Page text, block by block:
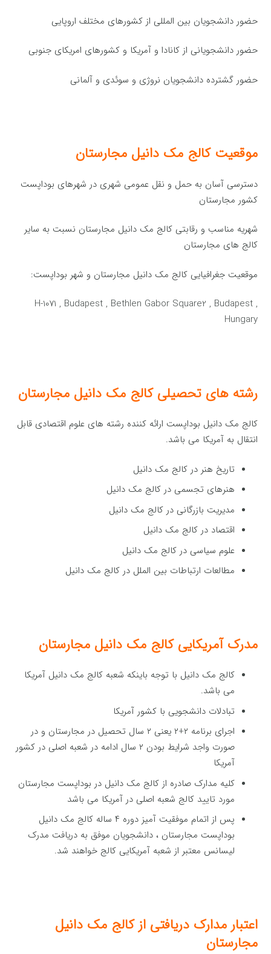
حضور دانشجویان بین المللی از کشورهای مختلف اروپایی
حضور دانشجویانی از کانادا و آمریکا و کشورهای امریکای جنوبی
حضور گشترده دانشجویان نروژی و سوئدی و آلمانی
موقعیت کالج مک دانیل مجارستان
دسترسی آسان به حمل و نقل عمومی شهری در شهرهای بوداپست
کشور مجارستان
شهریه مناسب و رقابتی کالج مک دانیل مجارستان نسبت به سایر
کالج های مجارستان
موقعیت جغرافیایی کالج مک دانیل مجارستان و شهر بوداپست:
H-1071 , Budapest , Bethlen Gabor Square2 , Budapest ,
Hungary
رشته های تحصیلی کالج مک دانیل مجارستان
کالج مک دانیل بوداپست ارائه کننده رشته های علوم اقتصادی قابل
انتقال به آمریکا می باشد.
تاریخ هنر در کالج مک دانیل
هنرهای تجسمی در کالج مک دانیل
مدیریت بازرگانی در کالج مک دانیل
اقتصاد در کالج مک دانیل
علوم سیاسی در کالج مک دانیل
مطالعات ارتباطات بین الملل در کالج مک دانیل
مدرک آمریکایی کالج مک دانیل مجارستان
کالج مک دانیل با توجه باینکه شعبه کالج مک دانیل آمریکا
می باشد.
تبادلات دانشجویی با کشور آمریکا
اجرای برنامه ۲+۲ یعنی ۲ سال تحصیل در مجارستان و در
صورت واجد شرایط بودن ۲ سال ادامه در شعبه اصلی در کشور
آمریکا
کلیه مدارک صادره از کالج مک دانیل در بوداپست مجارستان
مورد تایید کالج شعبه اصلی در آمریکا می باشد
پس از اتمام موفقیت آمیز دوره ۴ ساله کالج مک دانیل
بوداپست مجارستان ، دانشجویان موفق به دریافت مدرک
لیسانس معتبر از شعبه آمریکایی کالج خواهند شد.
اعتبار مدارک دریافتی از کالج مک دانیل
مجارستان